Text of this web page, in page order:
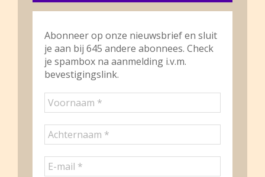
Abonneer op onze nieuwsbrief en sluit
je aan bij 645 andere abonnees. Check
je spambox na aanmelding i.v.m.
bevestigingslink.